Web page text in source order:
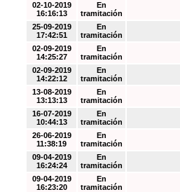
02-10-2019
16:16:13
En
tramitación
25-09-2019
17:42:51
En
tramitación
02-09-2019
14:25:27
En
tramitación
02-09-2019
14:22:12
En
tramitación
13-08-2019
13:13:13
En
tramitación
16-07-2019
10:44:13
En
tramitación
26-06-2019
11:38:19
En
tramitación
09-04-2019
16:24:24
En
tramitación
09-04-2019
16:23:20
En
tramitación